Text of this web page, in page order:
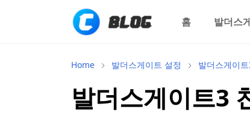
홈 발더스
Home 발더스게이트 설정 발더스게이
발더스게이트3